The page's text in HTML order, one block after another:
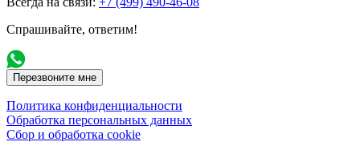
Спрашивайте, ответим!
Перезвоните мне
Политика конфиденциальности
Обработка персональных данных
Сбор и обработка cookie